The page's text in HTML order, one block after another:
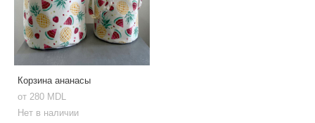
Корзина ананасы
от 280 MDL
Нет в наличии